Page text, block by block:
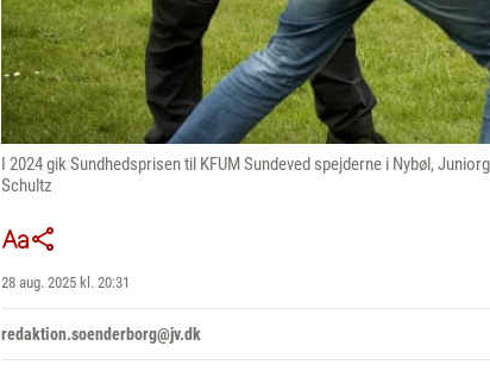
I 2024 gik Sundhedsprisen til KFUM Sundeved spejderne i Nybøl,
Schultz
28 aug. 2025 kl. 20:31
redaktion.soenderborg@jv.dk